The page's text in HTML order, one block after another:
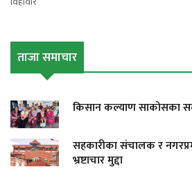
ताजा समाचार
किसान कल्याण साकोसका
सहकारीका संचालक र
भ्रष्टाचार मुद्दा